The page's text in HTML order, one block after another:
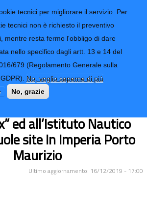
tecnici per migliorare il servizio. Per
tecnici non è richiesto il preventivo
mentre resta fermo l'obbligo di dare
nello specifico dagli artt. 13 e 14 del
679 (Regolamento Generale sulla
No, voglio saperne di più
No, grazie
di
CONTATTI-URP
TRASPARENZA
e sostituzione di
soffitto, da eseguirsi
ed all’Istituto Nautico
site In Imperia Porto
Maurizio
Ultimo aggiornamento: 16/12/2019 - 17:00